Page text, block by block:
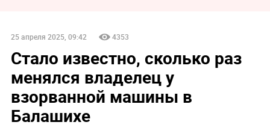
25 апреля 2025, 09:42 4353
Стало известно, сколько раз
менялся владелец у
взорванной машины в
Балашихе